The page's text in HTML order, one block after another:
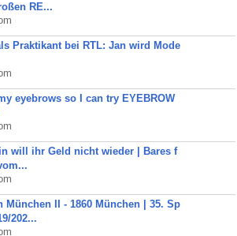
RE...
Praktikant bei RTL: Jan wird Mode
eyebrows so I can try EYEBROW
will ihr Geld nicht wieder | Bares f
München II - 1860 München | 35. Sp
202...